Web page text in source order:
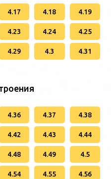
4.17 4.18 4.19
4.23 4.24 4.25
4.29 4.3 4.31
4.36 4.37 4.38
4.42 4.43 4.44
4.48 4.49 4.5
4.54 4.55 4.56